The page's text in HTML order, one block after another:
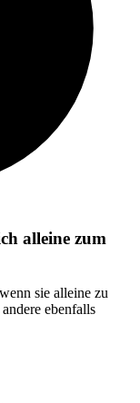
alleine zum
sie alleine zu
ebenfalls